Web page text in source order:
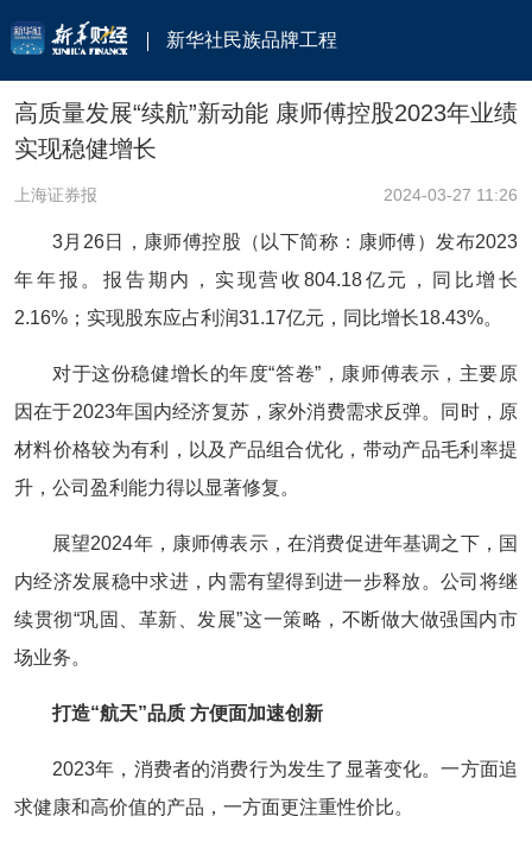
新华社民族品牌工程
高质量发展“续航”新动能 康师傅控股2023年业绩
实现稳健增长
上海证券报 2024-03-27 11:26
3月26日，康师傅控股（以下简称：康师傅）发布2023
年年报。报告期内，实现营收804.18亿元，同比增长
2.16%；实现股东应占利润31.17亿元，同比增长18.43%。
对于这份稳健增长的年度“答卷”，康师傅表示，主要原
因在于2023年国内经济复苏，家外消费需求反弹。同时，原
材料价格较为有利，以及产品组合优化，带动产品毛利率提
升，公司盈利能力得以显著修复。
展望2024年，康师傅表示，在消费促进年基调之下，国
内经济发展稳中求进，内需有望得到进一步释放。公司将继
续贯彻“巩固、革新、发展”这一策略，不断做大做强国内市
场业务。
打造“航天”品质 方便面加速创新
2023年，消费者的消费行为发生了显著变化。一方面追
求健康和高价值的产品，一方面更注重性价比。